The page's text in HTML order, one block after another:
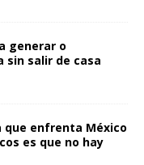
generar o
sin salir de casa
que enfrenta México
es que no hay